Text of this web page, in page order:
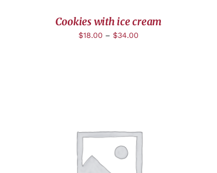
Cookies with ice cream
$18.00 – $34.00
DÉTAILS